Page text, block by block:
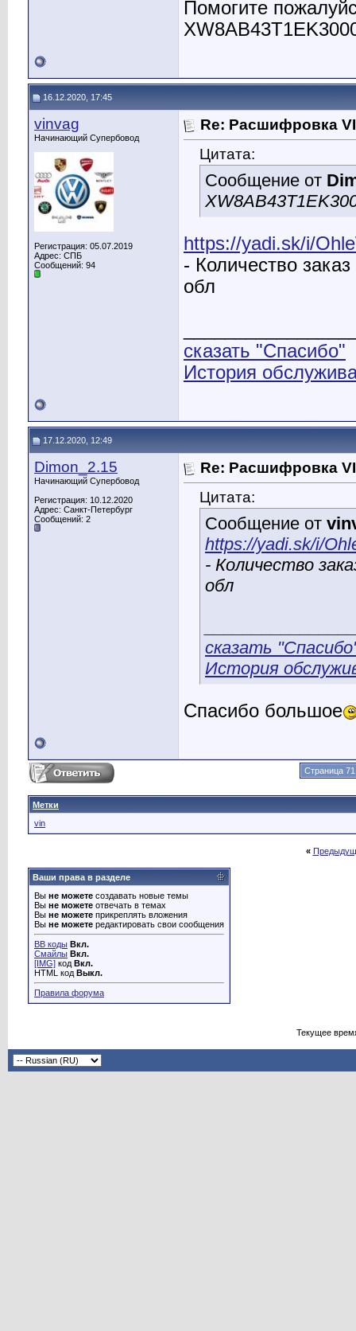
Помогите
16.12.2020, 17:45
vinvag
Начинающий Супербовод
Регистрация: 05.07.2019
Адрес: СПБ
Сообщений: 94
Re: Расшифровка
Цитата:
Сообщение от
https://yadi.sk/i/
- Количество
обл
сказать "Спасибо"
История
17.12.2020, 12:49
Dimon_2.15
Начинающий Супербовод
Регистрация: 10.12.2020
Адрес: Санкт-Петербург
Сообщений: 2
Re: Расшифровка
Цитата:
Сообщение от
https://yadi.sk/i/
- Количество
обл
сказать
История
Спасибо большое
Страница
Метки
vin
«
Ваши права в разделе
Вы не можете создавать новые темы
Вы не можете отвечать в темах
Вы не можете прикреплять вложения
Вы не можете редактировать свои сообщения
BB коды Вкл.
Смайлы Вкл.
[IMG] код Вкл.
HTML код Выкл.
Правила форума
Текущее